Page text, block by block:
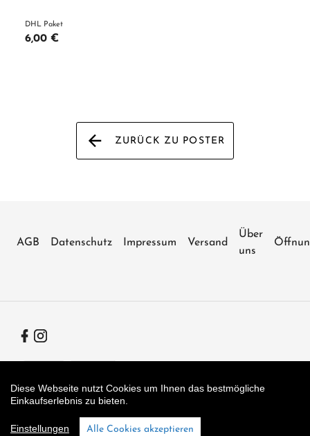
DHL Paket
6,00 €
ZURÜCK ZU POSTER
AGB Datenschutz Impressum Versand
Über
uns
Facebook
Shop erstellt mit VersaCommerce.
Diese Webseite nutzt Cookies um Ihnen das bestmögliche
Einkaufserlebnis zu bieten.
Einstellungen Alle Cookies akzeptieren